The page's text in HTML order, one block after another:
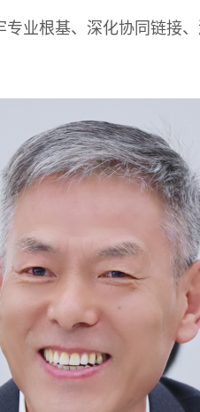
业根基、深化协同链